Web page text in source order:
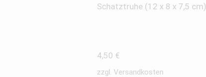
Schatztruhe (12 x 8 x 7,5 cm)
4,50 €
zzgl. Versandkosten